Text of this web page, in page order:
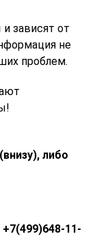
зависят от
не
проблем.
либо
11-